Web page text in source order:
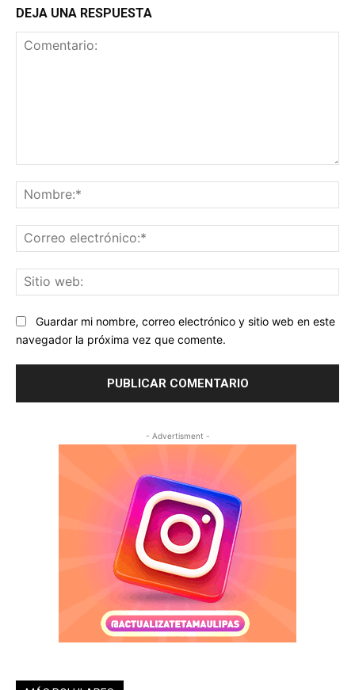
DEJA UNA RESPUESTA
Guardar mi nombre, correo electrónico y sitio web en este
navegador la próxima vez que comente.
- Advertisment -